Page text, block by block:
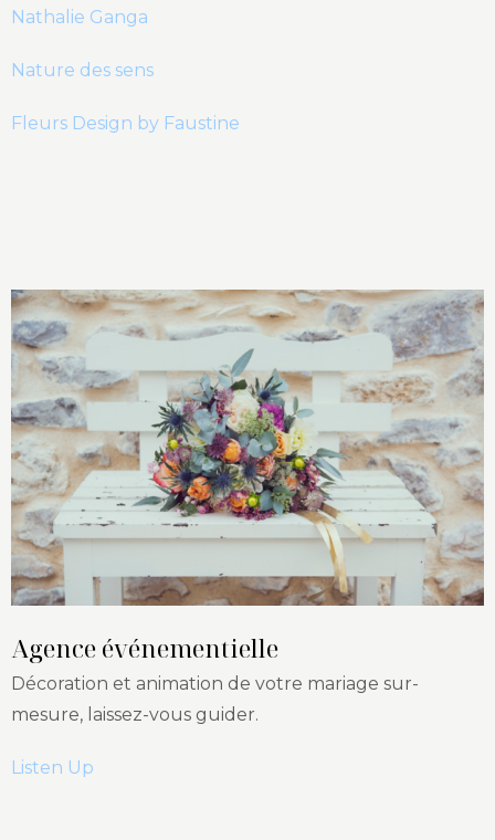
Nathalie Ganga
Nature des sens
Fleurs Design by Faustine
Agence événementielle
Décoration et animation de votre mariage sur-
mesure, laissez-vous guider.
Listen Up